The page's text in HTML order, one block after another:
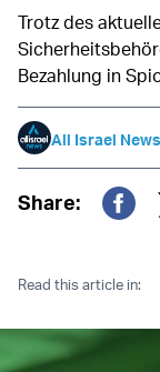
Trotz des
Bezahlung in
All Israel
Share:
Read this article in: